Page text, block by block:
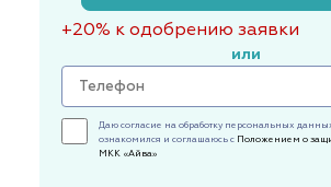
+20% к одобрению заявки
или
Даю согласие на обработку персональных
ознакомился и соглашаюсь с Положением о
МКК «Айва»